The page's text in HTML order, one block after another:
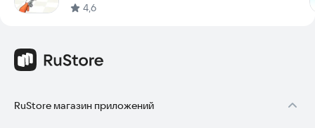
4,6
RuStore магазин приложений